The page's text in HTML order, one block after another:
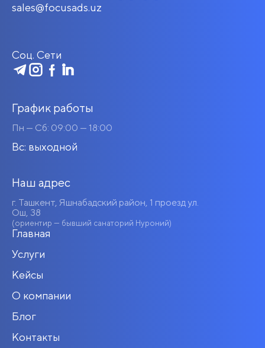
sales@focusads.uz
Соц. Сети
График работы
Пн — Сб: 09:00 — 18:00
Вс: выходной
Наш адрес
г. Ташкент, Яшнабадский район, 1 проезд ул.
Ош, 38
(ориентир — бывший санаторий Нуроний)
Главная
Услуги
Кейсы
О компании
Блог
Контакты